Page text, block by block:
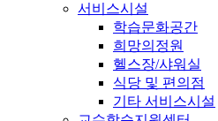
서비스시설
학습문화공간
희망의정원
헬스장/샤워실
식당 및 편의점
기타 서비스시설